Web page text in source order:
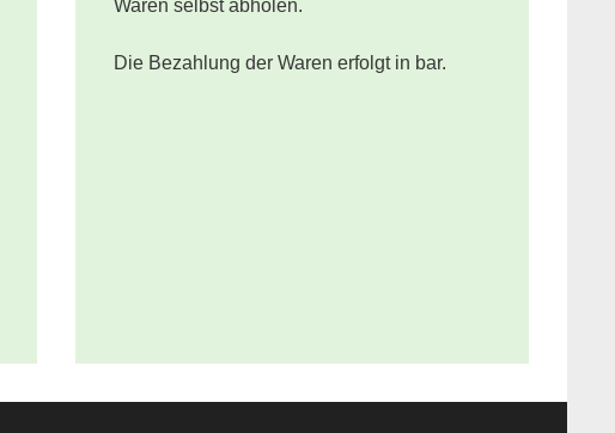
Waren selbst abholen.
Die Bezahlung der Waren erfolgt in bar.